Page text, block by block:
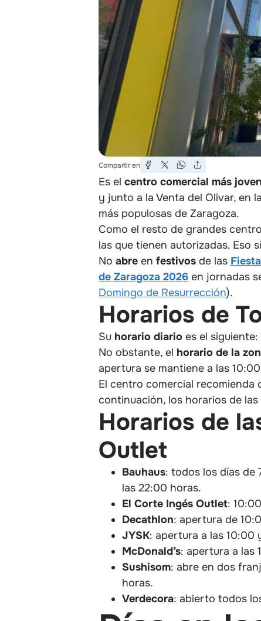
Compartir en
Es el centro comercial más
y junto a la Venta del Olivar, en
más populosas de Zaragoza.
Como el resto de grandes
las que tienen autorizadas. Eso
No abre en festivos de las
de Zaragoza 2026 en jornadas
Domingo de Resurrección).
Horarios de
Su horario diario es el siguiente:
No obstante, el horario de la
apertura se mantiene a las
El centro comercial recomienda
continuación, los horarios de
Horarios de
Outlet
Bauhaus: todos los días de
las 22:00 horas.
El Corte Ingés Outlet:
Decathlon: apertura de
JYSK: apertura a las 10:00
McDonald’s: apertura a las
Sushisom: abre en dos
horas.
Verdecora: abierto todos